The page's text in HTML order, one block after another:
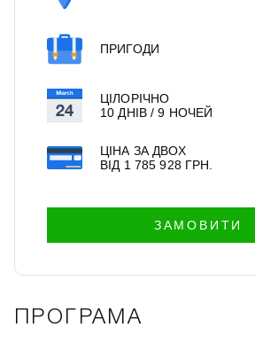
ПРИГОДИ
ЦІЛОРІЧНО
10 ДНІВ / 9 НОЧЕЙ
ЦІНА ЗА ДВОХ
ВІД 1 785 928 ГРН.
ЗАМОВИТИ
ПРОГРАМА